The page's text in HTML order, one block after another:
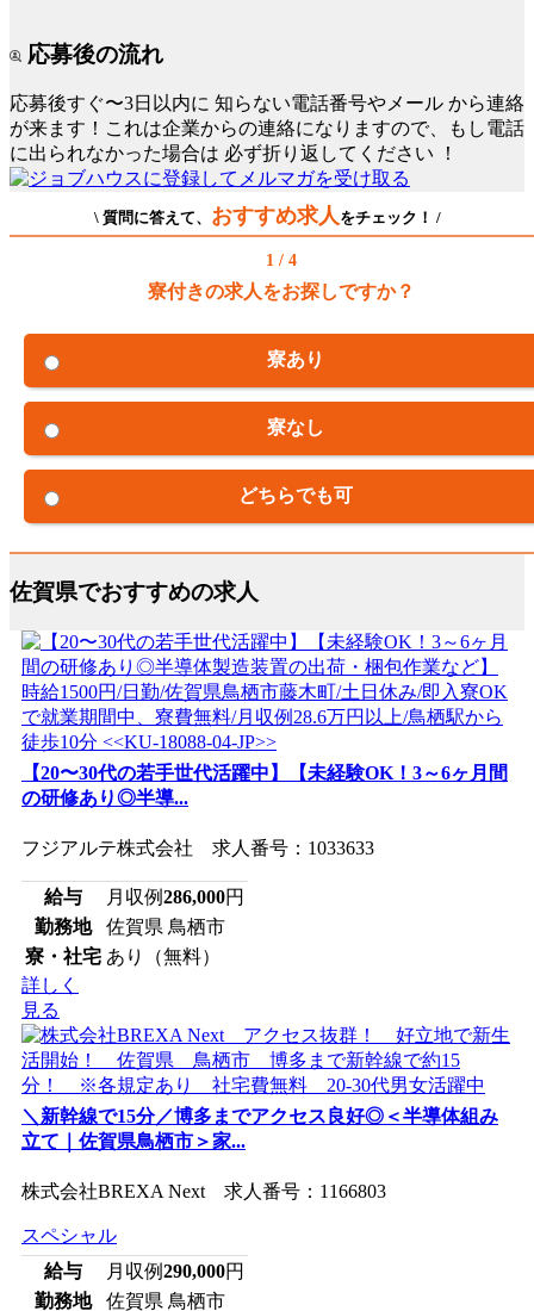
応募後の流れ
応募後すぐ〜3日以内に 知らない電話番号やメール から連絡
が来ます！これは企業からの連絡になりますので、もし電話
に出られなかった場合は 必ず折り返してください ！
\ 質問に答えて、 おすすめ求人をチェック！ /
1 / 4
寮付きの求人をお探しですか？
寮あり
寮なし
どちらでも可
佐賀県でおすすめの求人
【20〜30代の若手世代活躍中】【未経験OK！3～6ヶ月間
の研修あり◎半導...
フジアルテ株式会社 求人番号：1033633
給与 月収例286,000円
勤務地
佐賀県 鳥栖市
寮・社宅 あり（無料）
詳しく
見る
＼新幹線で15分／博多までアクセス良好◎＜半導体組み
立て｜佐賀県鳥栖市＞家...
株式会社BREXA Next 求人番号：1166803
スペシャル
給与
月収例290,000円
勤務地
佐賀県 鳥栖市